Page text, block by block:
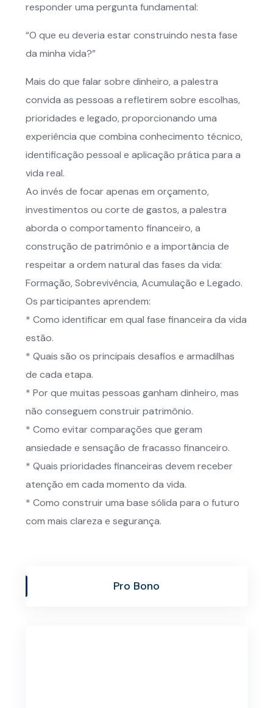
responder uma pergunta fundamental:
“O que eu deveria estar construindo nesta fase
da minha vida?”
Mais do que falar sobre dinheiro, a palestra
convida as pessoas a refletirem sobre escolhas,
prioridades e legado, proporcionando uma
experiência que combina conhecimento técnico,
identificação pessoal e aplicação prática para a
vida real.
Ao invés de focar apenas em orçamento,
investimentos ou corte de gastos, a palestra
aborda o comportamento financeiro, a
construção de patrimônio e a importância de
respeitar a ordem natural das fases da vida:
Formação, Sobrevivência, Acumulação e Legado.
Os participantes aprendem:
* Como identificar em qual fase financeira da vida
estão.
* Quais são os principais desafios e armadilhas
de cada etapa.
* Por que muitas pessoas ganham dinheiro, mas
não conseguem construir patrimônio.
* Como evitar comparações que geram
ansiedade e sensação de fracasso financeiro.
* Quais prioridades financeiras devem receber
atenção em cada momento da vida.
* Como construir uma base sólida para o futuro
com mais clareza e segurança.
Pro Bono